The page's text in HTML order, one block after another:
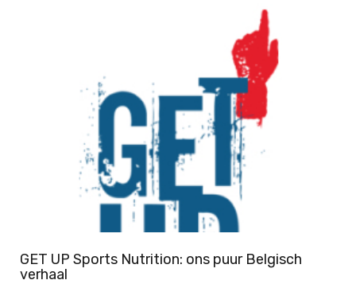
GET UP Sports Nutrition: ons puur Belgisch
verhaal